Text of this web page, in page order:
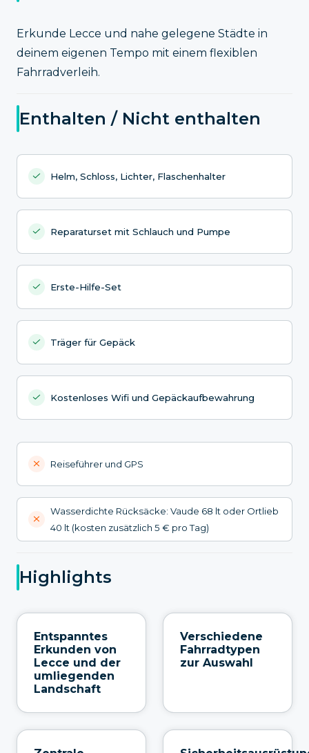
Erkunde Lecce und nahe gelegene Städte in
deinem eigenen Tempo mit einem flexiblen
Fahrradverleih.
Enthalten / Nicht enthalten
Helm, Schloss, Lichter, Flaschenhalter
Reparaturset mit Schlauch und Pumpe
Erste-Hilfe-Set
Träger für Gepäck
Kostenloses Wifi und Gepäckaufbewahrung
Reiseführer und GPS
Wasserdichte Rücksäcke: Vaude 68 lt oder Ortlieb
40 lt (kosten zusätzlich 5 € pro Tag)
Highlights
Entspanntes
Erkunden von
Lecce und der
umliegenden
Landschaft
Verschiedene
Fahrradtypen
zur Auswahl